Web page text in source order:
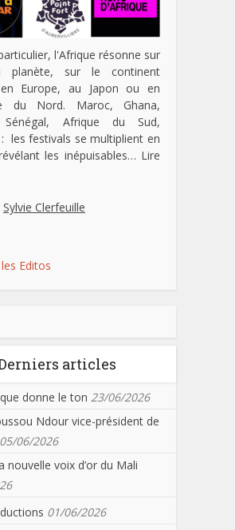
l'Afrique résonne sur
planète, sur le continent
Europe, au Japon ou en
du Nord. Maroc, Ghana,
Sénégal, Afrique du Sud,
les festivals se multiplient en
les inépuisables… Lire
Sylvie Clerfeuille
Editos
articles
donne le ton 23/06/2026
Ndour vice-président de
05/06/2026
nouvelle voix d’or du Mali
01/06/2026